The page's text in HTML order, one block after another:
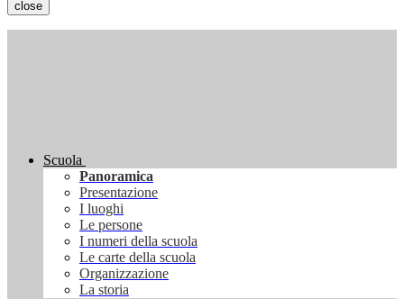
close
Scuola
Panoramica
Presentazione
I luoghi
Le persone
I numeri della scuola
Le carte della scuola
Organizzazione
La storia